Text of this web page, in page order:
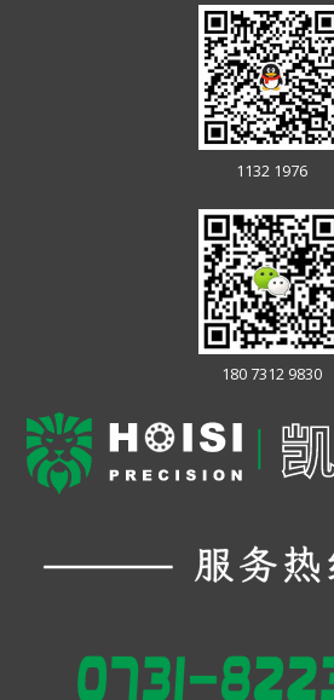
1132 1976
180 7312 9830